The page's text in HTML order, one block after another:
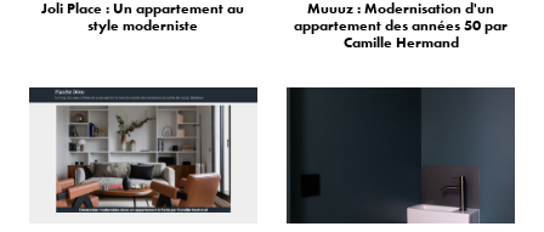
Joli Place : Un appartement au
style moderniste
Muuuz : Modernisation d'un
appartement des années 50 par
Camille Hermand